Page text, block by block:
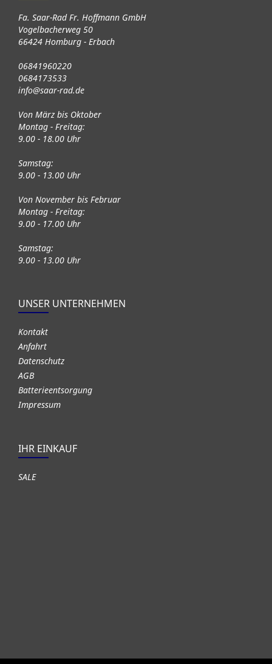
Fa. Saar-Rad Fr. Hoffmann GmbH
Vogelbacherweg 50
66424 Homburg - Erbach
06841960220
0684173533
info@saar-rad.de
Von März bis Oktober
Montag - Freitag:
9.00 - 18.00 Uhr
Samstag:
9.00 - 13.00 Uhr
Von November bis Februar
Montag - Freitag:
9.00 - 17.00 Uhr
Samstag:
9.00 - 13.00 Uhr
UNSER UNTERNEHMEN
Kontakt
Anfahrt
Datenschutz
AGB
Batterieentsorgung
Impressum
IHR EINKAUF
SALE